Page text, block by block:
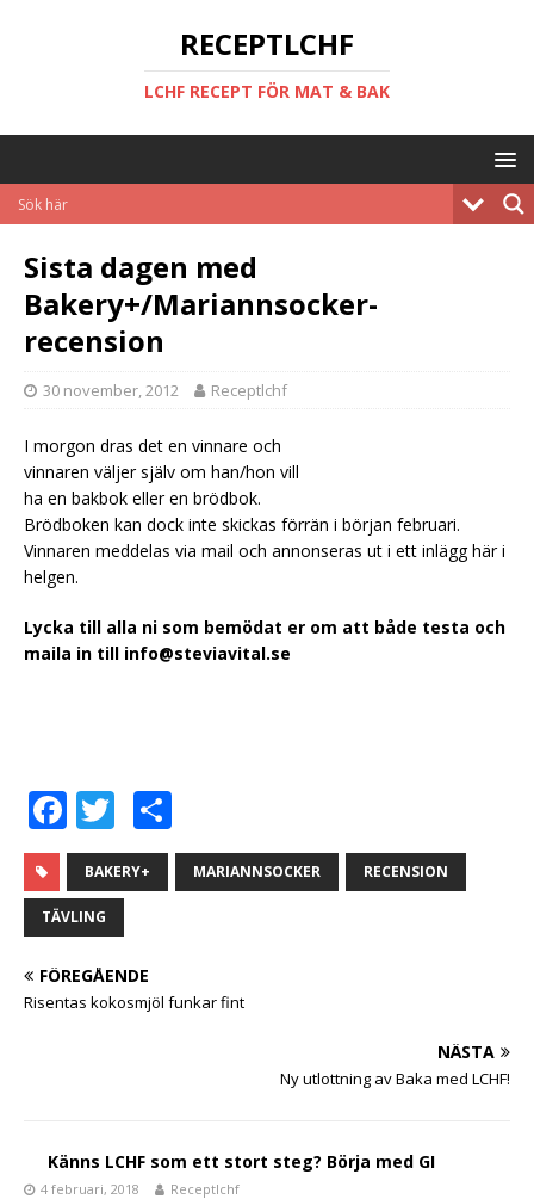
RECEPTLCHF
LCHF RECEPT FÖR MAT & BAK
Sista dagen med
Bakery+/Mariannsocker-
recension
30 november, 2012 Receptlchf
I morgon dras det en vinnare och
vinnaren väljer själv om han/hon vill
ha en bakbok eller en brödbok.
Brödboken kan dock inte skickas förrän i början februari.
Vinnaren meddelas via mail och annonseras ut i ett inlägg här i
helgen.
Lycka till alla ni som bemödat er om att både testa och
maila in till info@steviavital.se
F
a
c
e
b
o
T
w
it
te
r
el
a
BAKERY+ MARIANNSOCKER RECENSION
TÄVLING
FÖREGÅENDE
Risentas kokosmjöl funkar fint
NÄSTA
Ny utlottning av Baka med LCHF!
Känns LCHF som ett stort steg? Börja med GI
4 februari, 2018 Receptlchf